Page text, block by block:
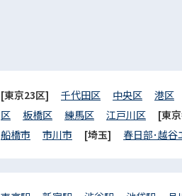
[東京23区] 千代田区 中央区 港区
区
板橋区 練馬区 江戸川区 [東
船橋市
市川市 [埼玉] 春日部･越谷